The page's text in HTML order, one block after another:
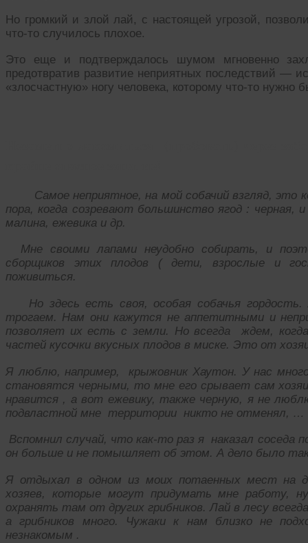
Но громкий и злой лай, с настоящей угрозой,
что-то случилось плохое.
Это еще и подтверждалось шумом мгновенно
предотвратив развитие неприятных последствий —
«злосчастную» ногу человека, которому что-то нужно
Самое неприятное, на мой собачий взгляд, это
пора, когда созревают большинство ягод : черная,
малина, ежевика и др.
Мне своими лапами неудобно собирать, и
сборщиков этих плодов ( дети, взрослые и
поживиться.
Но здесь есть своя, особая собачья
трогаем. Нам они кажутся не аппетитными и
позволяет их есть с земли. Но всегда ждем,
частей кусочки вкусных плодов в миске. Это от
Я люблю, например, крыжовник Хаутон. У нас
становятся черными, то мне его срывает сам
нравится , а вот ежевику, также черную, я не
подвластной мне территории никто не отменял, …
Вспомнил случай, что как-то раз я наказал соседа
он больше и не помышляет об этом. А дело было
Я отдыхал в одном из моих потаенных мест на
хозяев, которые могут придумать мне работу,
охранять там от других грибников. Лай в лесу
а грибников много. Чужаки к нам близко не
незнакомым .